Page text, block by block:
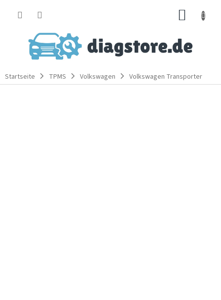
Startseite TPMS Volkswagen Volkswagen Transporter